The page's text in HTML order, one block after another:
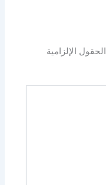
الحقول الإلزامية